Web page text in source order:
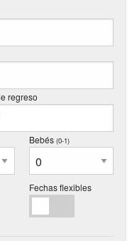
regreso
Bebés(0-1)
Fechas flexibles